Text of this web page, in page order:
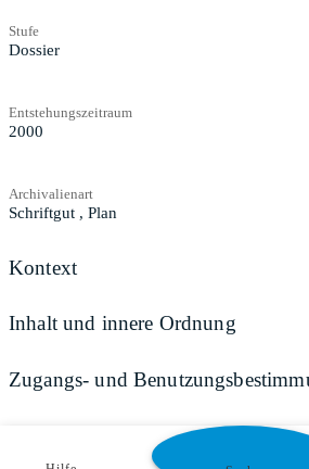
Stufe
Dossier
Entstehungszeitraum
2000
Archivalienart
Schriftgut , Plan
Kontext
Inhalt und innere Ordnung
Zugangs- und